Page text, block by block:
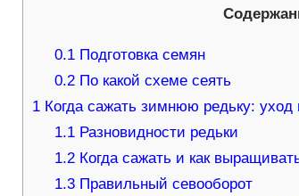
0.1 Подготовка семян
0.2 По какой схеме сеять
1Когда сажать зимнюю редьку: уход
1.1 Разновидности редьки
1.2 Когда сажать и как
1.3 Правильный севооборот